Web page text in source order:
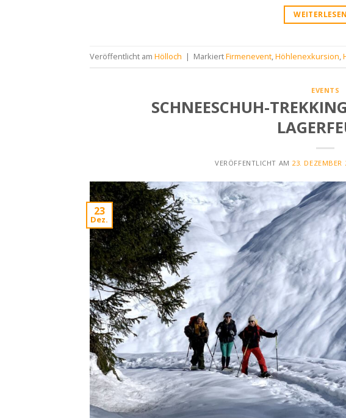
WEITERLESEN
Veröffentlicht am Hölloch | MarkiertFirmenevent,Höhlenexkursion,
EVENTS
SCHNEESCHUH-
VERÖFFENTLICHT AM 23. DEZEMBER
23
Dez.